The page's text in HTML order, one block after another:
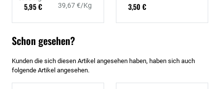
5,95 € 39,67 €/Kg
3,50 €
Schon gesehen?
Kunden die sich diesen Artikel angesehen haben, haben sich auch
folgende Artikel angesehen.